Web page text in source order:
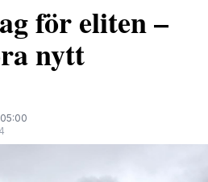
för eliten –
nytt